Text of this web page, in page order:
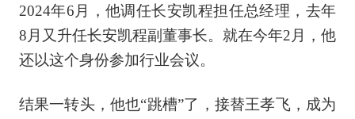
2024年6月，他调任长安凯程担任总经理，去年
8月又升任长安凯程副董事长。就在今年2月，他
还以这个身份参加行业会议。
结果一转头，他也“跳槽”了，接替王孝飞，成为